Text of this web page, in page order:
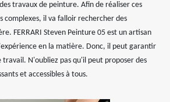
travaux de peinture. Afin de réaliser ces
complexes, il va falloir rechercher des
FERRARI Steven Peinture 05 est un artisan
en la matière. Donc, il peut garantir
N'oubliez pas qu'il peut proposer des
et accessibles à tous.